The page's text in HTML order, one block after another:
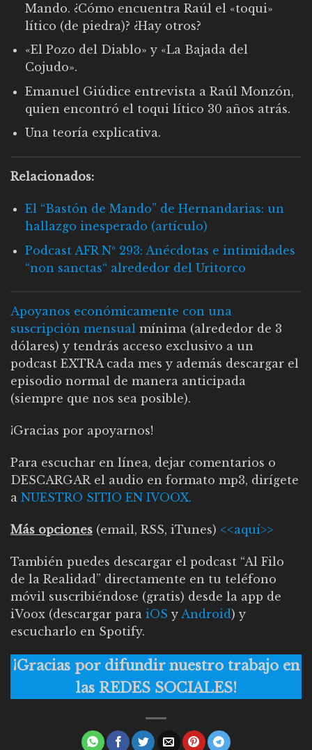
Mando. ¿Cómo encuentra Raúl el «toqui»
lítico (de piedra)? ¿Hay otros?
«El Pozo del Diablo» y «La Bajada del
Cojudo».
Emanuel Giúdice entrevista a Raúl Monzón,
quien encontró el toqui lítico 30 años atrás.
Una teoría explicativa.
Relacionados:
El “Bastón de Mando” de Hernandarias: un
hallazgo inesperado (artículo)
Podcast AFR Nº 293: Anécdotas e intimidades
“non sanctas“ alrededor del Uritorco
Apoyanos económicamente con una
suscripción mensual mínima (alrededor de 3
dólares) y tendrás acceso exclusivo a un
podcast EXTRA cada mes y además descargar el
episodio normal de manera anticipada
(siempre que nos sea posible).
¡Gracias por apoyarnos!
Para escuchar en línea, dejar comentarios o
DESCARGAR el audio en formato mp3, dirígete
a NUESTRO SITIO EN IVOOX.
Más opciones (email, RSS, iTunes) <<aquí>>
También puedes descargar el podcast “Al Filo
de la Realidad” directamente en tu teléfono
móvil suscribiéndose (gratis) desde la app de
iVoox (descargar para iOS y Android) y
escucharlo en Spotify.
¡Gracias por difundir nuestro trabajo en
las REDES SOCIALES!